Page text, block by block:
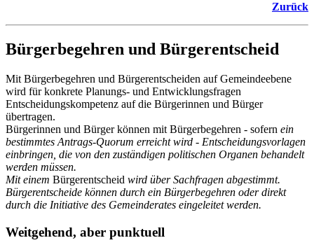
Zurück
Bürgerbegehren und Bürgerentscheid
Mit Bürgerbegehren und Bürgerentscheiden auf Gemeindeebene
wird für konkrete Planungs- und Entwicklungsfragen
Entscheidungskompetenz auf die Bürgerinnen und Bürger
übertragen.
Bürgerinnen und Bürger können mit Bürgerbegehren - sofern ein
bestimmtes Antrags-Quorum erreicht wird - Entscheidungsvorlagen
einbringen, die von den zuständigen politischen Organen behandelt
werden müssen.
Mit einem Bürgerentscheid wird über Sachfragen abgestimmt.
Bürgerentscheide können durch ein Bürgerbegehren oder direkt
durch die Initiative des Gemeinderates eingeleitet werden.
Weitgehend, aber punktuell